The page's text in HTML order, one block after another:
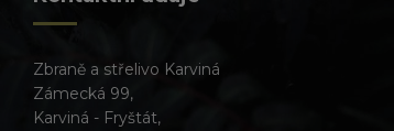
Zbraně a střelivo Karviná
Zámecká 99,
Karviná - Fryštát,